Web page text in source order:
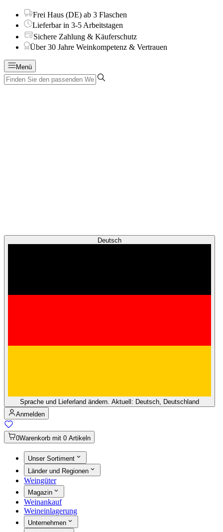
Frei Haus (DE) ab 3 Flaschen
Lieferbar in 3-5 Arbeitstagen
Sichere Zahlung & Käuferschutz
Über 30 Jahre Weinkompetenz & Vertrauen
Menü
Deutsch
Sprache und Lieferland ändern. Aktuell: Deutsch, Deutschland
Anmelden
0Warenkorb mit 0 Artikeln
Unser Sortiment
Länder und Regionen
Weingüter
Magazin
Weinankauf
Weineinlagerung
Unternehmen